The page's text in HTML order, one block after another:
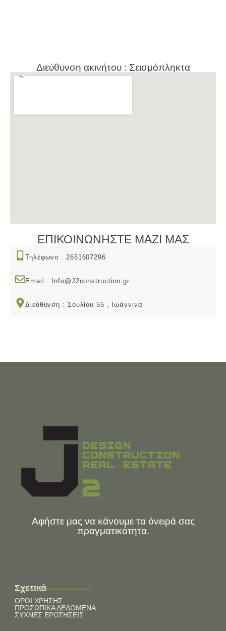
Διεύθυνση ακινήτου : Σεισμόπληκτα
ΕΠΙΚΟΙΝΩΝΗΣΤΕ ΜΑΖΙ ΜΑΣ
Τηλέφωνο : 2651607296
Email : Info@J2construction.gr
Διεύθυνση : Σουλίου 55 , Ιωάννινα
Αφήστε μας να κάνουμε τα όνειρά σας
πραγματικότητα.
Σχετικά
ΟΡΟΙ ΧΡΗΣΗΣ
ΠΡΟΣΩΠΙΚΑ ΔΕΔΟΜΕΝΑ
ΣΥΧΝΕΣ ΕΡΩΤΗΣΕΙΣ